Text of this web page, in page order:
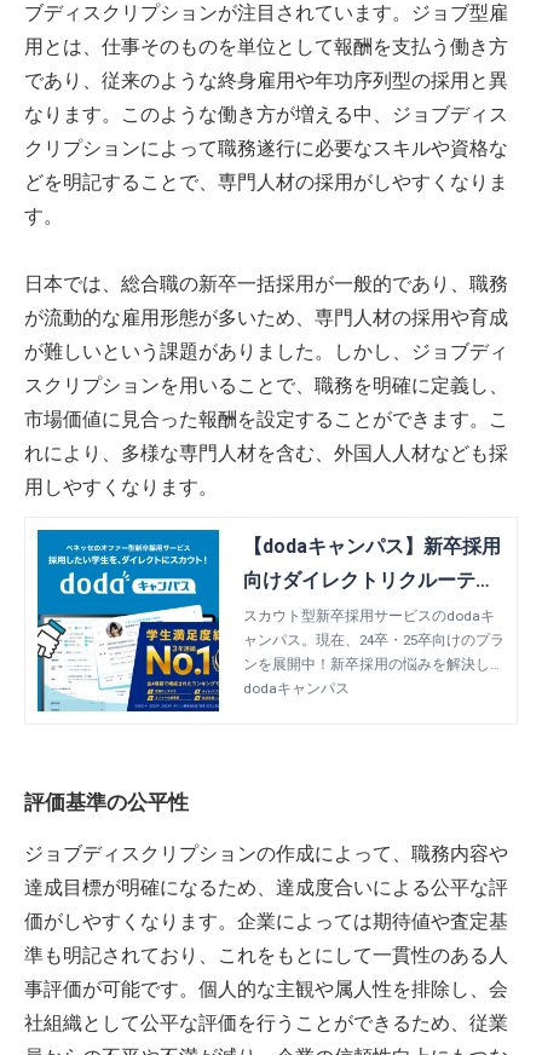
ブディスクリプションが注目されています。ジョブ型雇
用とは、仕事そのものを単位として報酬を支払う働き方
であり、従来のような終身雇用や年功序列型の採用と異
なります。このような働き方が増える中、ジョブディス
クリプションによって職務遂行に必要なスキルや資格な
どを明記することで、専門人材の採用がしやすくなりま
す。
日本では、総合職の新卒一括採用が一般的であり、職務
が流動的な雇用形態が多いため、専門人材の採用や育成
が難しいという課題がありました。しかし、ジョブディ
スクリプションを用いることで、職務を明確に定義し、
市場価値に見合った報酬を設定することができます。こ
れにより、多様な専門人材を含む、外国人人材なども採
用しやすくなります。
【dodaキャンパス】新卒採用
向けダイレクトリクルーティ
ング
スカウト型新卒採用サービスのdodaキ
ャンパス。現在、24卒・25卒向けのプラ
ンを展開中！新卒採用の悩みを解決した
い、新卒採用担当の方はこちらよりご覧
dodaキャンパス
評価基準の公平性
ジョブディスクリプションの作成によって、職務内容や
達成目標が明確になるため、達成度合いによる公平な評
価がしやすくなります。企業によっては期待値や査定基
準も明記されており、これをもとにして一貫性のある人
事評価が可能です。個人的な主観や属人性を排除し、会
社組織として公平な評価を行うことができるため、従業